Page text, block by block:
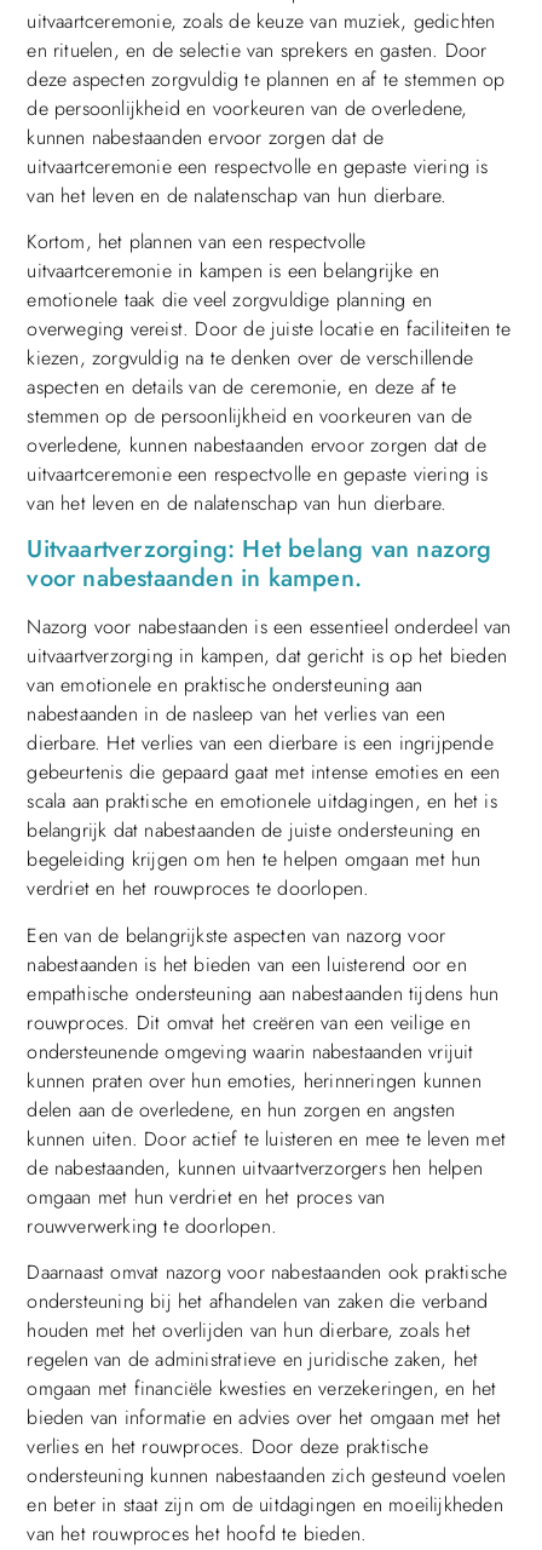
uitvaartceremonie, zoals de keuze van muziek, gedichten
en rituelen, en de selectie van sprekers en gasten. Door
deze aspecten zorgvuldig te plannen en af te stemmen op
de persoonlijkheid en voorkeuren van de overledene,
kunnen nabestaanden ervoor zorgen dat de
uitvaartceremonie een respectvolle en gepaste viering is
van het leven en de nalatenschap van hun dierbare.
Kortom, het plannen van een respectvolle
uitvaartceremonie in kampen is een belangrijke en
emotionele taak die veel zorgvuldige planning en
overweging vereist. Door de juiste locatie en faciliteiten te
kiezen, zorgvuldig na te denken over de verschillende
aspecten en details van de ceremonie, en deze af te
stemmen op de persoonlijkheid en voorkeuren van de
overledene, kunnen nabestaanden ervoor zorgen dat de
uitvaartceremonie een respectvolle en gepaste viering is
van het leven en de nalatenschap van hun dierbare.
Uitvaartverzorging: Het belang van nazorg
voor nabestaanden in kampen.
Nazorg voor nabestaanden is een essentieel onderdeel van
uitvaartverzorging in kampen, dat gericht is op het bieden
van emotionele en praktische ondersteuning aan
nabestaanden in de nasleep van het verlies van een
dierbare. Het verlies van een dierbare is een ingrijpende
gebeurtenis die gepaard gaat met intense emoties en een
scala aan praktische en emotionele uitdagingen, en het is
belangrijk dat nabestaanden de juiste ondersteuning en
begeleiding krijgen om hen te helpen omgaan met hun
verdriet en het rouwproces te doorlopen.
Een van de belangrijkste aspecten van nazorg voor
nabestaanden is het bieden van een luisterend oor en
empathische ondersteuning aan nabestaanden tijdens hun
rouwproces. Dit omvat het creëren van een veilige en
ondersteunende omgeving waarin nabestaanden vrijuit
kunnen praten over hun emoties, herinneringen kunnen
delen aan de overledene, en hun zorgen en angsten
kunnen uiten. Door actief te luisteren en mee te leven met
de nabestaanden, kunnen uitvaartverzorgers hen helpen
omgaan met hun verdriet en het proces van
rouwverwerking te doorlopen.
Daarnaast omvat nazorg voor nabestaanden ook praktische
ondersteuning bij het afhandelen van zaken die verband
houden met het overlijden van hun dierbare, zoals het
regelen van de administratieve en juridische zaken, het
omgaan met financiële kwesties en verzekeringen, en het
bieden van informatie en advies over het omgaan met het
verlies en het rouwproces. Door deze praktische
ondersteuning kunnen nabestaanden zich gesteund voelen
en beter in staat zijn om de uitdagingen en moeilijkheden
van het rouwproces het hoofd te bieden.